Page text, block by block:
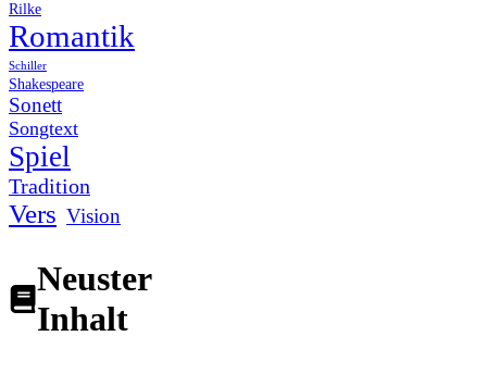
Rilke
Romantik
Schiller
Shakespeare
Sonett
Songtext
Spiel
Tradition
Vers Vision
Neuster
Inhalt